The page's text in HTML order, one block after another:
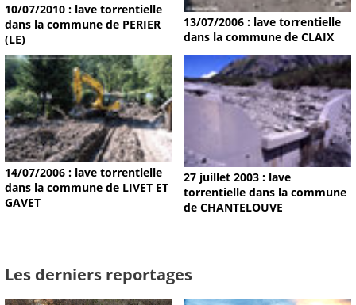
10/07/2010 : lave torrentielle
dans la commune de PERIER
(LE)
13/07/2006 : lave torrentielle
dans la commune de CLAIX
14/07/2006 : lave torrentielle
dans la commune de LIVET ET
GAVET
27 juillet 2003 : lave
torrentielle dans la commune
de CHANTELOUVE
Les derniers reportages